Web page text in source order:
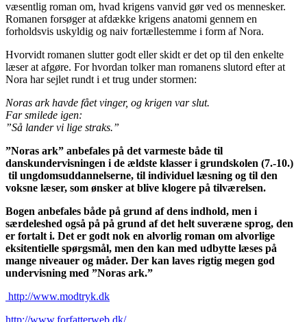
væsentlig roman om, hvad krigens vanvid gør ved os mennesker.
Romanen forsøger at afdække krigens anatomi gennem en
forholdsvis uskyldig og naiv fortællestemme i form af Nora.
Hvorvidt romanen slutter godt eller skidt er det op til den enkelte
læser at afgøre. For hvordan tolker man romanens slutord efter at
Nora har sejlet rundt i et trug under stormen:
Noras ark havde fået vinger, og krigen var slut.
Far smilede igen:
”Så lander vi lige straks.”
”Noras ark” anbefales på det varmeste både til
danskundervisningen i de ældste klasser i grundskolen (7.-10.)
til ungdomsuddannelserne, til individuel læsning og til den
voksne læser, som ønsker at blive klogere på tilværelsen.
Bogen anbefales både på grund af dens indhold, men i
særdeleshed også på på grund af det helt suveræne sprog, den
er fortalt i. Det er godt nok en alvorlig roman om alvorlige
eksitentielle spørgsmål, men den kan med udbytte læses på
mange niveauer og måder. Der kan laves rigtig megen god
undervisning med ”Noras ark.”
http://www.modtryk.dk
http://www.forfatterweb.dk/